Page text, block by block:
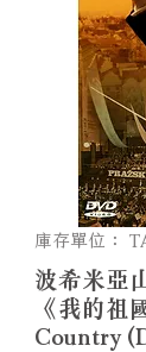
庫存單位：
波希米亞
《我的祖
Country